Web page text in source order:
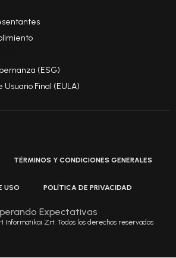
(ESG)
Final (EULA)
TÉRMINOS Y CONDICIONES GENERALES
USO POLÍTICA DE PRIVACIDAD
Expectativas
Informatikai Zrt. Todos los derechos reservados